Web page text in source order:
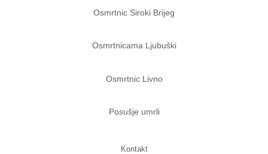
Osmrtnic Siroki Brijeg
Osmrtnicama Ljubuški
Osmrtnic Livno
Posušje umrli
Kontakt